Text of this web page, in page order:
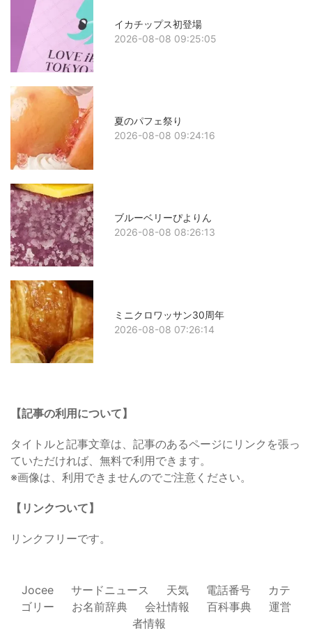
イカチップス初登場
2026-08-08 09:25:05
夏のパフェ祭り
2026-08-08 09:24:16
ブルーベリーぴよりん
2026-08-08 08:26:13
ミニクロワッサン30周年
2026-08-08 07:26:14
【記事の利用について】
タイトルと記事文章は、記事のあるページにリンクを張っ
ていただければ、無料で利用できます。
※画像は、利用できませんのでご注意ください。
【リンクついて】
リンクフリーです。
Jocee サードニュース 天気 電話番号
カテ
ゴリー
お名前辞典 会社情報 百科事典
運営
者情報